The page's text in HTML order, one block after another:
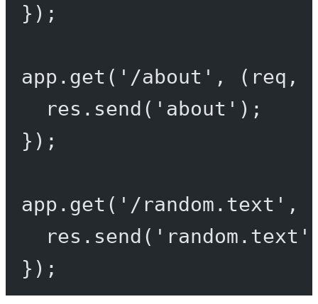
});
app. get ( '/about' , ( req ,
res. send ( 'about' );
});
app. get ( '/random.text' ,
res. send ( 'random.text'
});